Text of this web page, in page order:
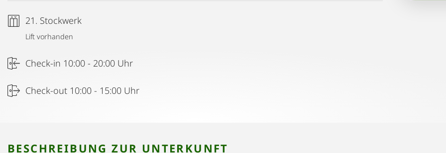
21. Stockwerk
Lift vorhanden
Check-in 10:00 - 20:00 Uhr
Check-out 10:00 - 15:00 Uhr
BESCHREIBUNG ZUR UNTERKUNFT